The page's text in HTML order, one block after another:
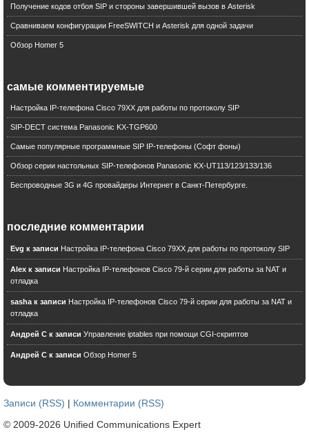
AMR
Видео
VoIP TDM
FreePBX
Android
UC News
VQmanager
Audiocodes
Мегафон
Jitter
Cisco Call Manager
Softphone
Elastix
SPA8000
Cisco Unified Contact Center
Google Voice
Gadgets
Cisco Unified Communications Manager
Mediatrix
Fixed Mobile Convergence
Virtula Machine
Sangoma
Получение кодов отбоя SIP и стороны завершившей вызов в Asterisk
Сравниваем конфигурации FreeSWITCH и Asterisk для одной задачи
Обзор Homer 5
самые комментируемые
Настройка IP-телефона Cisco 79XX для работы по протоколу SIP
SIP-DECT система Panasonic KX-TGP600
Самые популярные программные SIP IP-телефоны (Софт фоны)
Обзор серии настольных SIP-телефонов Panasonic KX-UT113/123/133/136
Беспроводные 3G и 4G провайдеры Интернет в Санкт-Петербурге.
последние комментарии
Evg к записи Настройка IP-телефона Cisco 79XX для работы по протоколу SIP
Alex к записи Настройка IP-телефонов Cisco 79-й серии для работы за NAT и
отладка
sasha к записи Настройка IP-телефонов Cisco 79-й серии для работы за NAT и
отладка
Андрей С к записи Управление iptables при помощи CGI-скриптов
Андрей С к записи Обзор Homer 5
Записи (RSS) | Комментарии (RSS)
© 2009-2026 Unified Communications Expert